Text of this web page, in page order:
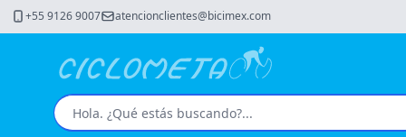
+55 9126 9007 atencionclientes@bicimex.com